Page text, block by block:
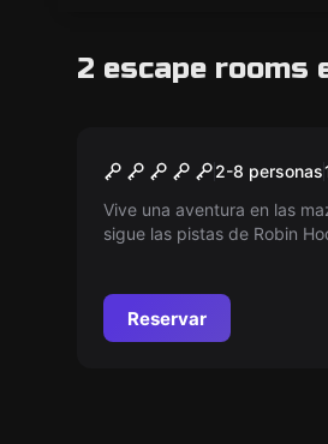
2 escape rooms
La Mazmorra
2-8 personas
Vive una aventura en las
sigue las pistas de Robin
Reservar